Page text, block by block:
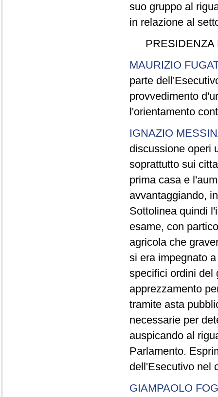
suo gruppo al
in relazione al
PRESIDENZA
MAURIZIO
parte
provvedimento
l'orientamento
IGNAZIO
discussione operi
soprattutto sui
prima casa e
avvantaggiando,
Sottolinea quindi
esame, con
agricola che
si era impegnato
specifici ordini del
apprezzamento
tramite asta
necessarie per
auspicando al
Parlamento.
dell'Esecutivo nel
GIAMPAOLO